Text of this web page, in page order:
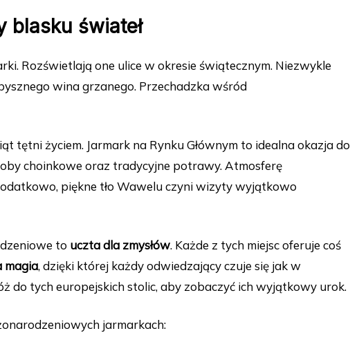
blasku świateł
Rozświetlają one ulice w okresie świątecznym. Niezwykle
wina grzanego. Przechadzka wśród
tętni życiem. Jarmark na Rynku Głównym to idealna okazja do
choinkowe oraz tradycyjne potrawy. Atmosferę
piękne tło Wawelu czyni wizyty wyjątkowo
to uczta dla zmysłów. Każde z tych miejsc oferuje coś
magia, dzięki której każdy odwiedzający czuje się jak w
do tych europejskich stolic, aby zobaczyć ich wyjątkowy urok.
jarmarkach: